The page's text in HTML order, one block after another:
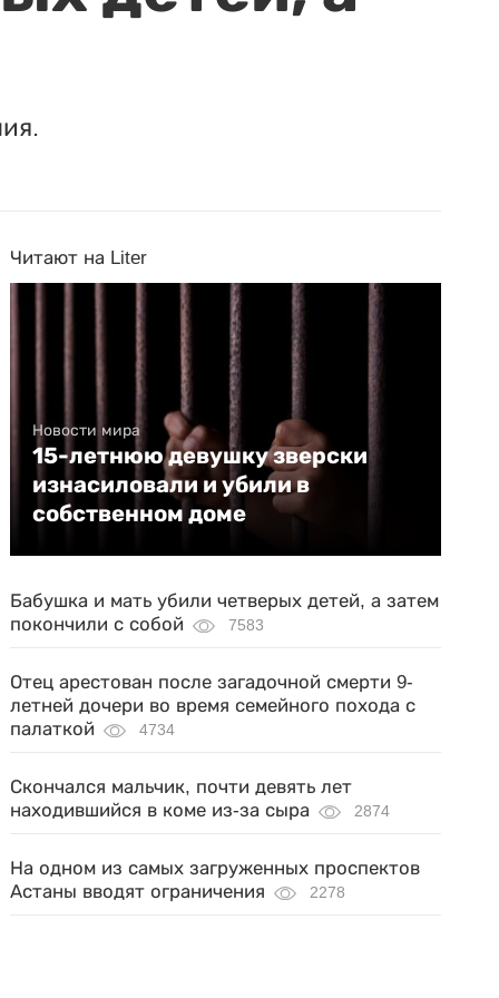
Читают на Liter
Новости мира
15-летнюю девушку зверски
изнасиловали и убили в
собственном доме
Бабушка и мать убили четверых детей, а затем
покончили с собой
7583
Отец арестован после загадочной смерти 9-
летней дочери во время семейного похода с
палаткой
4734
Скончался мальчик, почти девять лет
находившийся в коме из-за сыра
2874
На одном из самых загруженных проспектов
Астаны вводят ограничения
2278